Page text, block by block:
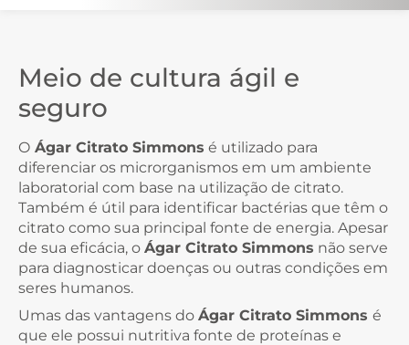
Meio de cultura ágil e
seguro
O Ágar Citrato Simmons é utilizado para
diferenciar os microrganismos em um ambiente
laboratorial com base na utilização de citrato.
Também é útil para identificar bactérias que têm o
citrato como sua principal fonte de energia. Apesar
de sua eficácia, o Ágar Citrato Simmons não serve
para diagnosticar doenças ou outras condições em
seres humanos.
Umas das vantagens do Ágar Citrato Simmons é
que ele possui nutritiva fonte de proteínas e